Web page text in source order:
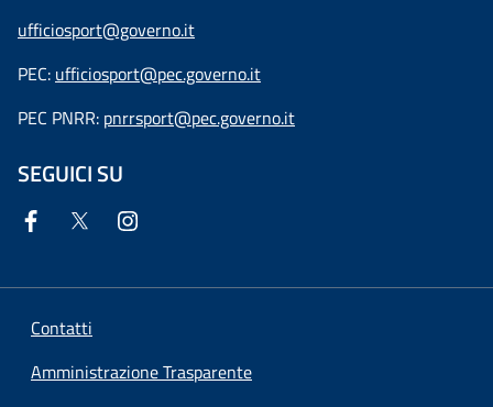
ufficiosport@governo.it
PEC: ufficiosport@pec.governo.it
PEC PNRR: pnrrsport@pec.governo.it
SEGUICI SU
Contatti
Amministrazione Trasparente